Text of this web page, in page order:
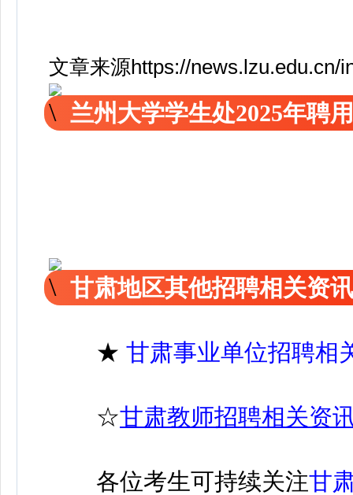
文章来源https://news.lzu.edu.cn/
兰州大学学生处2025年聘
甘肃地区其他招聘相关资
★ 甘肃事业单位招聘相
☆甘肃教师招聘相关资
各位考生可持续关注甘